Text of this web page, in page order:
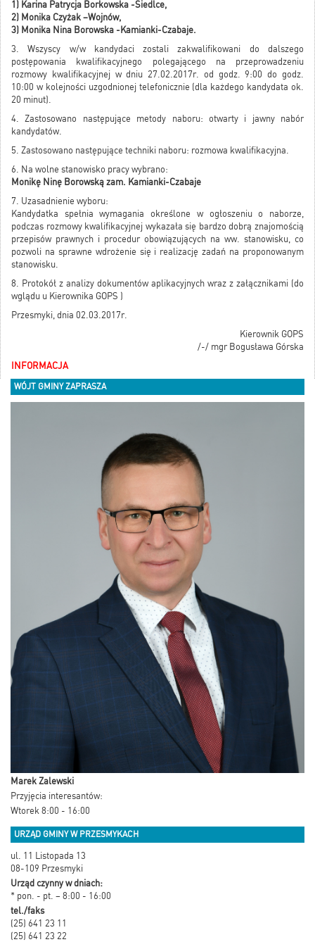
1) Karina Patrycja Borkowska -Siedlce,
2) Monika Czyżak –Wojnów,
3) Monika Nina Borowska -Kamianki-Czabaje.
3. Wszyscy w/w kandydaci zostali zakwalifikowani do dalszego
postępowania kwalifikacyjnego polegającego na przeprowadzeniu
rozmowy kwalifikacyjnej w dniu 27.02.2017r. od godz. 9:00 do godz.
10:00 w kolejności uzgodnionej telefonicznie (dla każdego kandydata ok.
20 minut).
4. Zastosowano następujące metody naboru: otwarty i jawny nabór
kandydatów.
5. Zastosowano następujące techniki naboru: rozmowa kwalifikacyjna.
6. Na wolne stanowisko pracy wybrano:
Monikę Ninę Borowską zam. Kamianki-Czabaje
7. Uzasadnienie wyboru:
Kandydatka spełnia wymagania określone w ogłoszeniu o naborze,
podczas rozmowy kwalifikacyjnej wykazała się bardzo dobrą znajomością
przepisów prawnych i procedur obowiązujących na ww. stanowisku, co
pozwoli na sprawne wdrożenie się i realizację zadań na proponowanym
stanowisku.
8. Protokół z analizy dokumentów aplikacyjnych wraz z załącznikami (do
wglądu u Kierownika GOPS )
Przesmyki, dnia 02.03.2017r.
Kierownik GOPS
/-/ mgr Bogusława Górska
INFORMACJA
WÓJT GMINY ZAPRASZA
Marek Zalewski
Przyjęcia interesantów:
Wtorek 8:00 - 16:00
URZĄD GMINY W PRZESMYKACH
ul. 11 Listopada 13
08-109 Przesmyki
Urząd czynny w dniach:
* pon. - pt. – 8:00 - 16:00
tel./faks
(25) 641 23 11
(25) 641 23 22